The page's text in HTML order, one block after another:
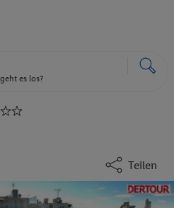
es los?
Teilen